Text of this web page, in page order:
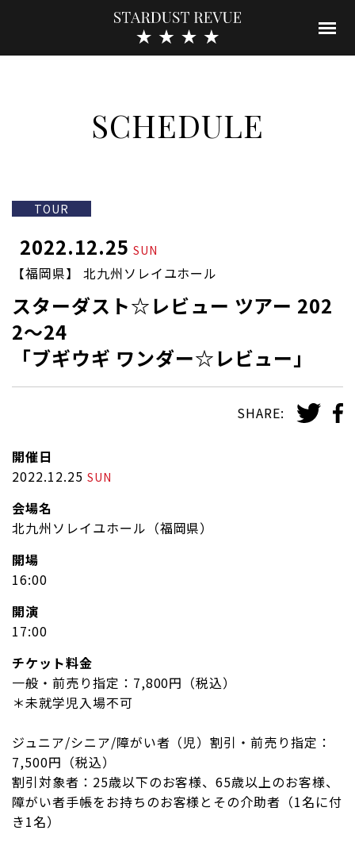
SCHEDULE
TOUR
2022.12.25 SUN
【福岡県】 北九州ソレイユホール
スターダスト☆レビュー ツアー 202
2～24
「ブギウギ ワンダー☆レビュー」
SHARE:
開催日
2022.12.25 SUN
会場名
北九州ソレイユホール（福岡県）
開場
16:00
開演
17:00
チケット料金
一般・前売り指定：7,800円（税込）
＊未就学児入場不可
ジュニア/シニア/障がい者（児）割引・前売り指定：
7,500円（税込）
割引対象者：25歳以下のお客様、65歳以上のお客様、
障がい者手帳をお持ちのお客様とその介助者（1名に付
き1名）